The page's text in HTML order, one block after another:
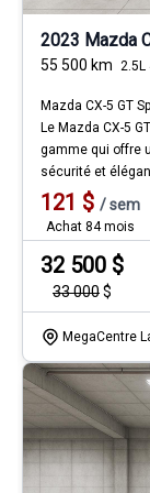
2023 Mazda
55 500 km 2.5L
Mazda CX-5 GT
Le Mazda CX-5
gamme qui offre
sécurité et
121 $ /sem
Achat 84 mois
32 500 $
33 000$
MegaCentre